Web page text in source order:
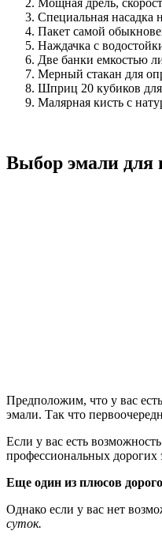
Специальная насадка
Пакет самой
Наждачка с
Две банки емкостью
Мерный стакан для
Шприц 20 кубиков для
Малярная кисть с
Выбор эмали для
Предположим, что у вас
эмали. Так что
Если у вас есть
профессиональных дорогих
Еще один из плюсов
Однако если у вас нет
суток.